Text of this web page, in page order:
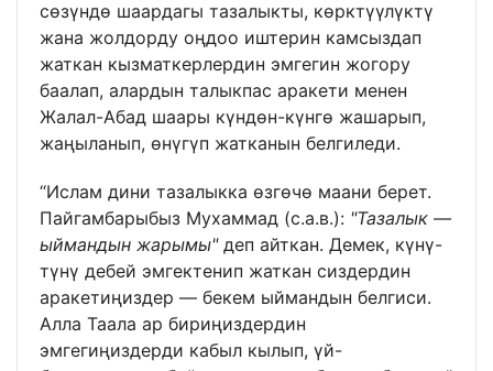
сөзүндө шаардагы тазалыкты, көрктүүлүктү
жана жолдорду оңдоо иштерин камсыздап
жаткан кызматкерлердин эмгегин жогору
баалап, алардын талыкпас аракети менен
Жалал-Абад шаары күндөн-күнгө жашарып,
жаңыланып, өнүгүп жатканын белгиледи.
“Ислам дини тазалыкка өзгөчө маани берет.
Пайгамбарыбыз Мухаммад (с.а.в.): "Тазалык —
ыймандын жарымы"деп айткан. Демек, күнү-
түнү дебей эмгектенип жаткан сиздердин
аракетиңиздер — бекем ыймандын белгиси.
Алла Таала ар бириңиздердин
эмгегиңиздерди кабыл кылып, үй-